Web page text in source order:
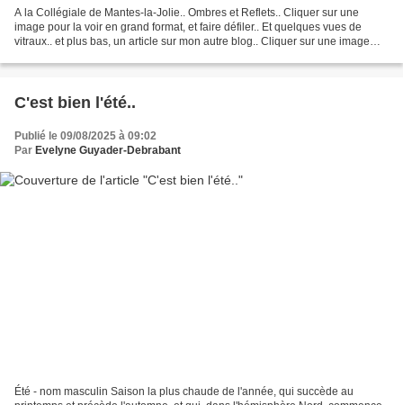
A la Collégiale de Mantes-la-Jolie.. Ombres et Reflets.. Cliquer sur une
image pour la voir en grand format, et faire défiler.. Et quelques vues de
vitraux.. et plus bas, un article sur mon autre blog.. Cliquer sur une image
C'est bien l'été..
Publié le 09/08/2025 à 09:02
Par Evelyne Guyader-Debrabant
Été - nom masculin Saison la plus chaude de l'année, qui succède au